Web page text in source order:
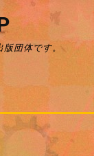
版団体です。